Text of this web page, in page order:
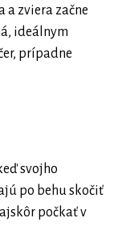
a zviera začne
ideálnym
prípadne
svojho
po behu skočiť
počkať v